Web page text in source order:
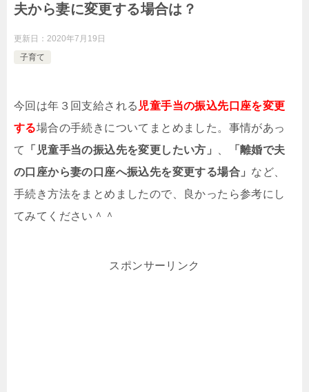
夫から妻に変更する場合は？
更新日： 2020年7月19日
子育て
今回は年３回支給される 児童手当の振込先口座を変更
する場合の手続きについてまとめました。事情があっ
て
「児童手当の振込先を変更したい方」
「離婚で夫
の口座から妻の口座へ振込先を変更する場合」 など、
手続き方法をまとめましたので、良かったら参考にし
てみてください＾＾
スポンサーリンク